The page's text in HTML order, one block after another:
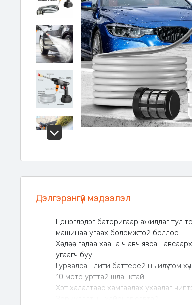
Дэлгэрэнгүй мэдээлэл
Цэнэглэдэг батеригаар ажилдаг тул
машинаа угаах боломжтой боллоо
Хөдөө гадаа хаана ч авч явсан
угаагч буу.
Гурвалсан лити баттерей нь илүү том
10 метр урттай шланктай
Хэт халалтаас хамгаалах ухаалаг